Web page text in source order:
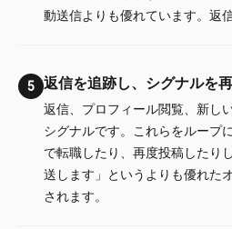
動送信よりも優れています。返
5 返信を追跡し、シグナルを
返信、プロフィール閲覧、新し
シグナルです。これらをループ
で転職したり、再度投稿したり
送します」というよりも優れた
されます。